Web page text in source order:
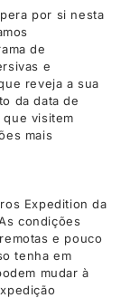
por si nesta
de
e
reveja a sua
da data de
visitem
mais
Expedition da
condições
e pouco
tenha em
mudar à